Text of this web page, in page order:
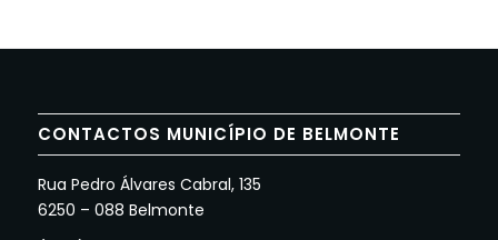
CONTACTOS MUNICÍPIO DE BELMONTE
Rua Pedro Álvares Cabral, 135
6250 – 088 Belmonte